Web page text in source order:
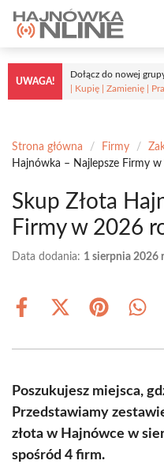
Przejdź
treści
UWAGA!
Dołącz do nowej
| Kupię | Zamienię |
Strona główna / Firmy /
Hajnówka – Najlepsze Firmy
Skup Złota
Firmy w 2026
Data dodania: 1 sierpnia 2026
Share
Share
(Twitter)
Share
Poszukujesz miejsca,
Przedstawiamy
złota w Hajnówce w
spośród 4 firm.